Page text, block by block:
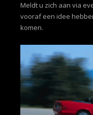
Meldt u zich aan via
vooraf een idee
komen.